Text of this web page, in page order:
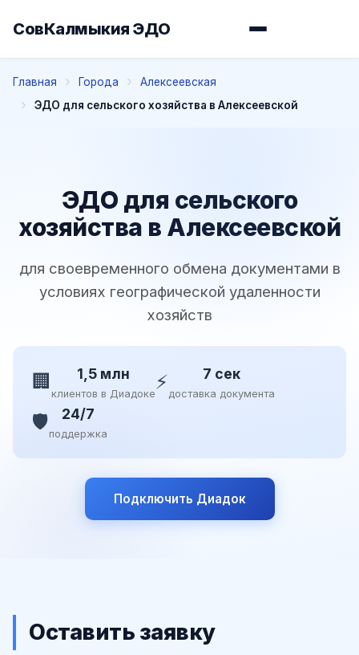
СовКалмыкия ЭДО
Главная Города
Алексеевская
ЭДО для сельского хозяйства в Алексеевской
ЭДО для сельского
хозяйства в Алексеевской
для своевременного обмена документами в
условиях географической удаленности
хозяйств
🏢 1,5 млн
клиентов в Диадоке⚡ 7 сек
доставка документа
🛡️ 24/7
поддержка
Подключить Диадок
Оставить заявку